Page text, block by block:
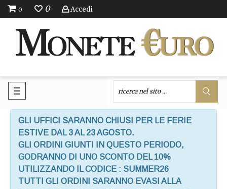
0 0 Accedi
GLI UFFICI SARANNO CHIUSI PER LE FERIE
ESTIVE DAL 3 AL 23 AGOSTO.
GLI ORDINI GIUNTI IN QUESTO PERIODO,
GODRANNO DI UNO SCONTO DEL 10%
UTILIZZANDO IL CODICE : SUMMER26
TUTTI GLI ORDINI SARANNO EVASI ALLA